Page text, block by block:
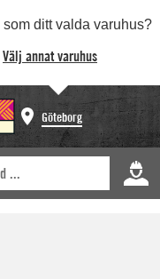
som ditt valda varuhus?
Välj annat varuhus
Göteborg